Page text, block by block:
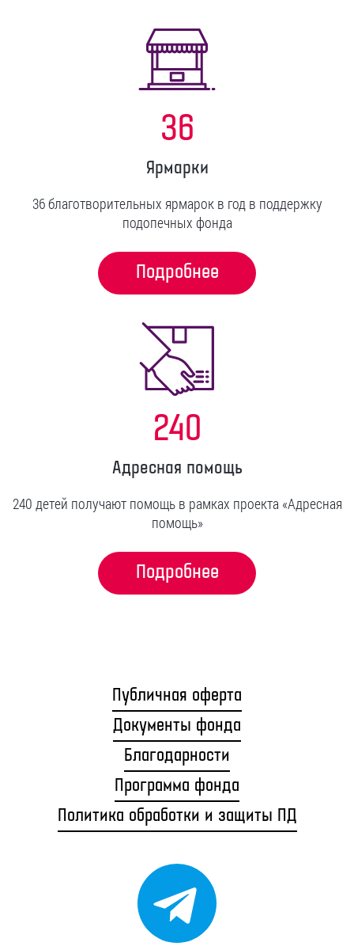
36
Ярмарки
36 благотворительных ярмарок в год в поддержку
подопечных фонда
Подробнее
240
Адресная помощь
240 детей получают помощь в рамках проекта «Адресная
помощь»
Подробнее
Публичная оферта
Документы фонда
Благодарности
Программа фонда
Политика обработки и защиты ПД